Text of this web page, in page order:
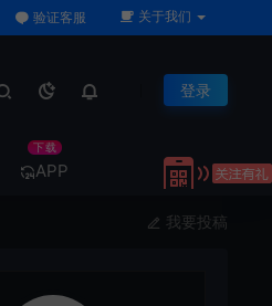
验证客服 关于我们
登录
APP
下载
我要投稿